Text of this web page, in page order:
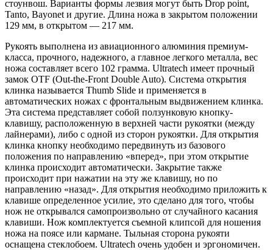
стоунвош. Варианты формы лезвия могут быть Drop point,
Tanto, Bayonet и другие. Длина ножа в закрытом положении
129 мм, в открытом — 217 мм.
Рукоять выполнена из авиационного алюминия премиум-
класса, прочного, надежного, а главное легкого металла, вес
ножа составляет всего 102 грамма. Ultratech имеет прочный
замок OTF (Out-the-Front Double Auto). Система открытия
клинка называется Thumb Slide и применяется в
автоматических ножах с фронтальным выдвижением клинка.
Эта система представляет собой ползунковую кнопку-
клавишу, расположенную в верхней части рукоятки (между
лайнерами), либо с одной из сторон рукоятки. Для открытия
клинка кнопку необходимо передвинуть из базового
положения по направлению «вперед», при этом открытие
клинка происходит автоматически. Закрытие также
происходит при нажатии на эту же клавишу, но по
направлению «назад». Для открытия необходимо приложить к
клавише определенное усилие, это сделано для того, чтобы
нож не открывался самопроизвольно от случайного касания
клавиши. Нож комплектуется съемной клипсой для ношения
ножа на поясе или кармане. Тыльная сторона рукояти
оснащена стеклобоем. Ultratech очень удобен и эргономичен.